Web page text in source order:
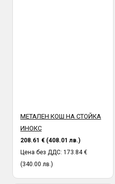
МЕТАЛЕН КОШ НА СТОЙКА
ИНОКС
208.61 € (408.01 лв.)
Цена без ДДС: 173.84 €
(340.00 лв.)